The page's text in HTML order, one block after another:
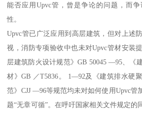
能否应用Upvc管，曾是争论的问题，而
性。
Upvc管已广泛应用到高层建筑，但对上述
视，消防专项验收中也未对Upvc管材安装
层建筑防火设计规范》GB 50045 —95、《
材》GB ／T5836。 1—92及《建筑排水硬
范》CJJ —96等规范均未对如何使用Upvc管
题“无章可循”。在呼吁国家相关文件规定的